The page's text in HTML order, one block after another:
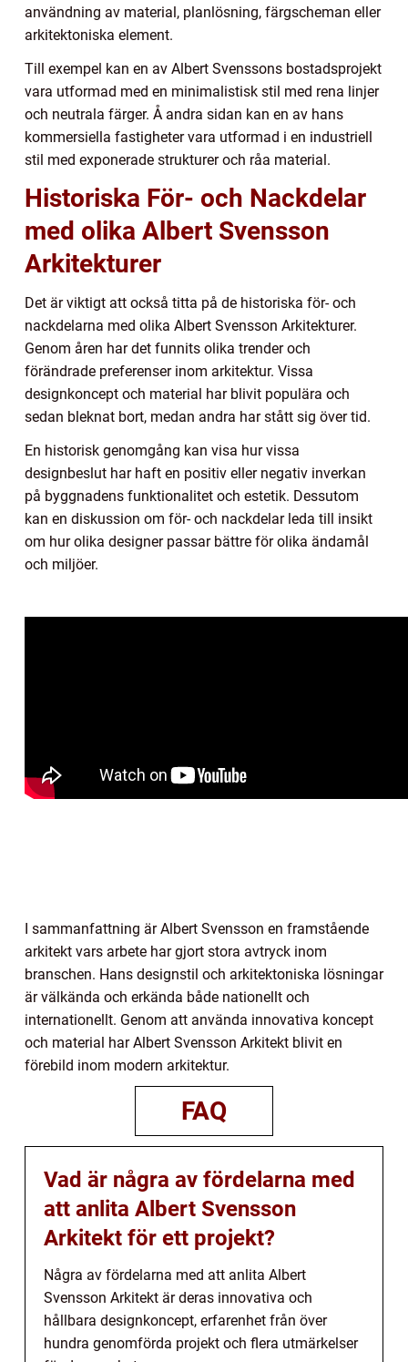
användning av material, planlösning, färgscheman eller
arkitektoniska element.
Till exempel kan en av Albert Svenssons bostadsprojekt
vara utformad med en minimalistisk stil med rena linjer
och neutrala färger. Å andra sidan kan en av hans
kommersiella fastigheter vara utformad i en industriell
stil med exponerade strukturer och råa material.
Historiska För- och Nackdelar
med olika Albert Svensson
Arkitekturer
Det är viktigt att också titta på de historiska för- och
nackdelarna med olika Albert Svensson Arkitekturer.
Genom åren har det funnits olika trender och
förändrade preferenser inom arkitektur. Vissa
designkoncept och material har blivit populära och
sedan bleknat bort, medan andra har stått sig över tid.
En historisk genomgång kan visa hur vissa
designbeslut har haft en positiv eller negativ inverkan
på byggnadens funktionalitet och estetik. Dessutom
kan en diskussion om för- och nackdelar leda till insikt
om hur olika designer passar bättre för olika ändamål
och miljöer.
I sammanfattning är Albert Svensson en framstående
arkitekt vars arbete har gjort stora avtryck inom
branschen. Hans designstil och arkitektoniska lösningar
är välkända och erkända både nationellt och
internationellt. Genom att använda innovativa koncept
och material har Albert Svensson Arkitekt blivit en
förebild inom modern arkitektur.
FAQ
Vad är några av fördelarna med
att anlita Albert Svensson
Arkitekt för ett projekt?
Några av fördelarna med att anlita Albert
Svensson Arkitekt är deras innovativa och
hållbara designkoncept, erfarenhet från över
hundra genomförda projekt och flera utmärkelser